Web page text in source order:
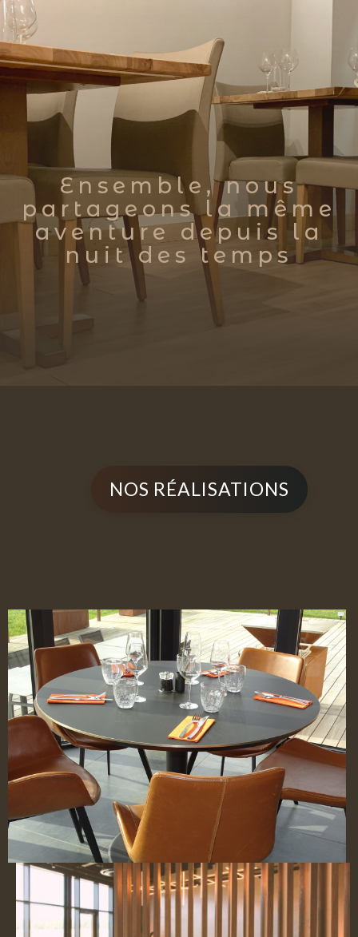
Ensemble, nous
partageons la même
aventure depuis la
nuit des temps
NOS RÉALISATIONS